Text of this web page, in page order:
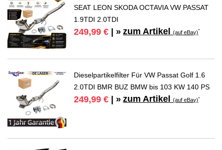
SEAT LEON SKODA OCTAVIA VW PASSAT
1.9TDI 2.0TDI
249,99 € | » zum Artikel(auf eBay)*
Dieselpartikelfilter Für VW Passat Golf 1.6
2.0TDI BMR BUZ BMW bis 103 KW 140 PS
249,99 € | » zum Artikel(auf eBay)*